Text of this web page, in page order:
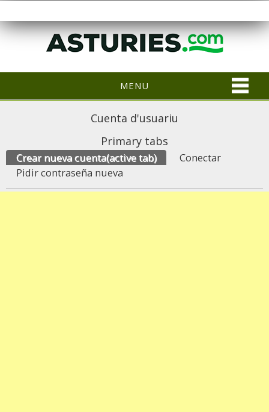
MENU
Cuenta d'usuariu
Primary tabs
Crear nueva cuenta(active tab)
Conectar
Pidir contraseña nueva